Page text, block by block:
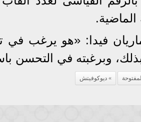
فيدا: «هو يرغب في
وبرغبته في التحسن
ديوكوفيتش